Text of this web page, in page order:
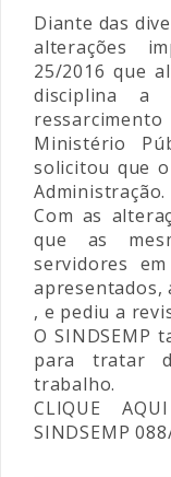
Diante das
alterações
25/2016 que
disciplina a
Ministério
solicitou que
Administração.
Com as
que as
servidores
apresentados,
, e pediu a
O SINDSEMP
para tratar
trabalho.
CLIQUE
SINDSEMP